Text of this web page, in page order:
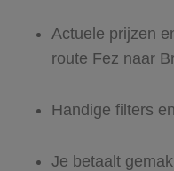
Actuele prijzen
route Fez naar
Handige filters
Je betaalt